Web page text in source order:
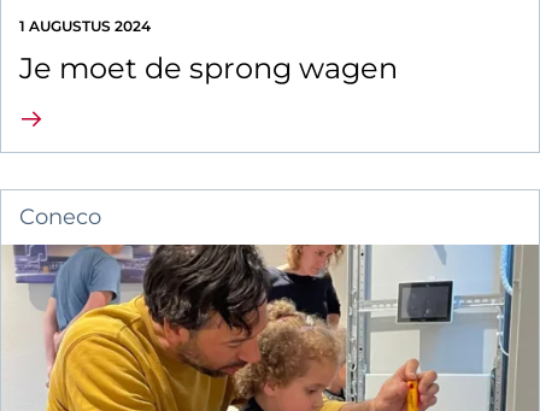
1 AUGUSTUS 2024
Je moet de sprong wagen
Lees verder
Coneco